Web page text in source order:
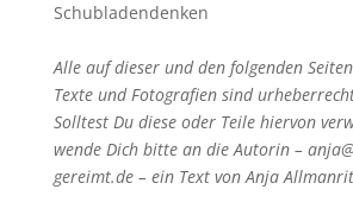
Schubladendenken
Alle auf dieser und den folgenden
Texte und Fotografien sind
Solltest Du diese oder Teile hiervon
wende Dich bitte an die Autorin –
gereimt.de – ein Text von Anja